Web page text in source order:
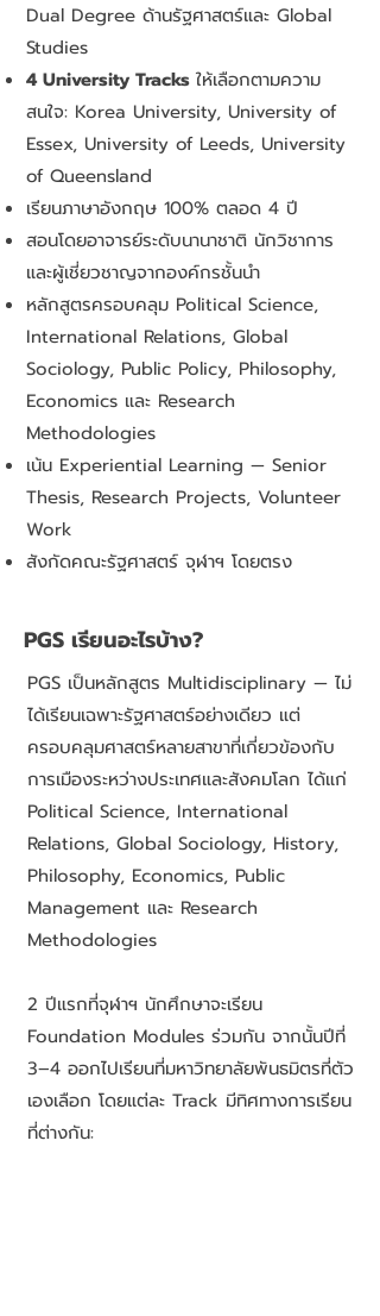
Dual Degree ด้านรัฐศาสตร์และ Global
Studies
4 University Tracks ให้เลือกตามความ
สนใจ: Korea University, University of
Essex, University of Leeds, University
of Queensland
เรียนภาษาอังกฤษ 100% ตลอด 4 ปี
สอนโดยอาจารย์ระดับนานาชาติ นักวิชาการ
และผู้เชี่ยวชาญจากองค์กรชั้นนำ
หลักสูตรครอบคลุม Political Science,
International Relations, Global
Sociology, Public Policy, Philosophy,
Economics และ Research
Methodologies
เน้น Experiential Learning — Senior
Thesis, Research Projects, Volunteer
Work
สังกัดคณะรัฐศาสตร์ จุฬาฯ โดยตรง
PGS เรียนอะไรบ้าง?
PGS เป็นหลักสูตร Multidisciplinary — ไม่
ได้เรียนเฉพาะรัฐศาสตร์อย่างเดียว แต่
ครอบคลุมศาสตร์หลายสาขาที่เกี่ยวข้องกับ
การเมืองระหว่างประเทศและสังคมโลก ได้แก่
Political Science, International
Relations, Global Sociology, History,
Philosophy, Economics, Public
Management และ Research
Methodologies
2 ปีแรกที่จุฬาฯ นักศึกษาจะเรียน
Foundation Modules ร่วมกัน จากนั้นปีที่
3–4 ออกไปเรียนที่มหาวิทยาลัยพันธมิตรที่ตัว
เองเลือก โดยแต่ละ Track มีทิศทางการเรียน
ที่ต่างกัน: